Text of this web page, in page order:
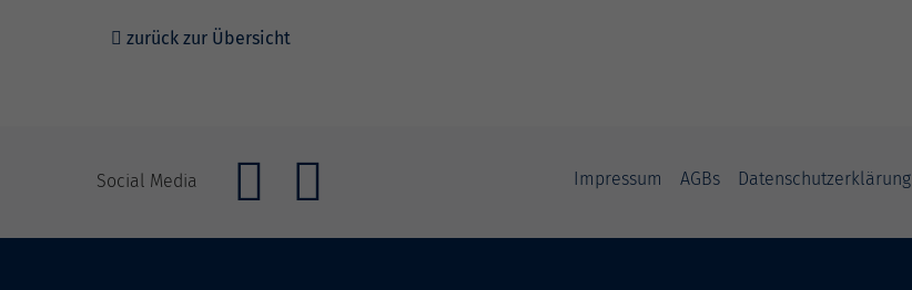
zurück zur Übersicht
Social Media Impressum AGBs Datenschutzerklärung